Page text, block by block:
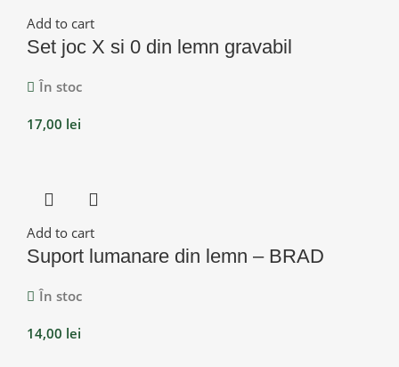
Add to cart
Set joc X si 0 din lemn gravabil
În stoc
17,00 lei
Add to cart
Suport lumanare din lemn – BRAD
În stoc
14,00 lei